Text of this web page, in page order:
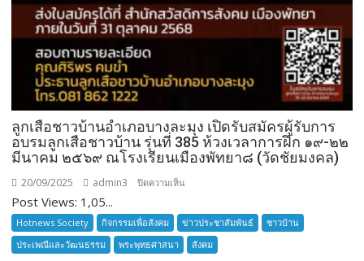
ลูกเสือชาวบ้านอำเภอบางละมุง เปิดรับสมัครผู้รับการ
อบรมลูกเสือชาวบ้าน รุ่นที่ 385 ห้วงเวลาการฝึก ๑๙-๒๒
มีนาคม ๒๕๖๙ ณโรงเรียนเมืองพัทยา๘ (วัดชัยมงคล)
20/09/2025 admin3 ปิดความเห็น
เสือ
ชาว
บ้าน
Post Views: 1,05...
Hotnews Society กิจกรรมเพื่อสังคม ข่าวประชาสัมพันธ์
ชาวบ้าน
ประเพณีและวัฒนธรรม
พระพุทธศาสนา สังคม